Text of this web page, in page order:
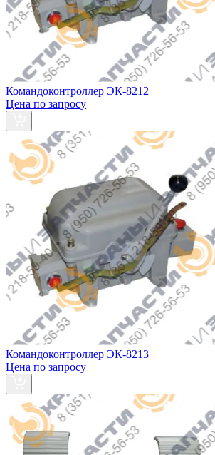
Командоконтроллер ЭК-8212
Цена по запросу
Командоконтроллер ЭК-8213
Цена по запросу